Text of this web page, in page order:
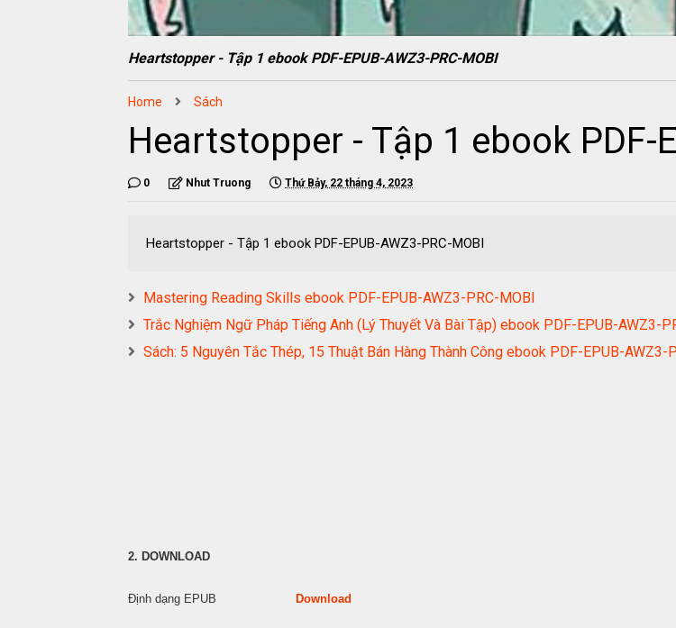
Heartstopper - Tập 1 ebook PDF-EPUB-AWZ3-PRC-MOBI
Home Sách
Heartstopper - Tập 1 ebook PDF-
0 Nhut Truong Thứ Bảy, 22 tháng 4, 2023
Heartstopper - Tập 1 ebook PDF-EPUB-AWZ3-PRC-MOBI
Mastering Reading Skills ebook PDF-EPUB-AWZ3-PRC-MOBI
Trắc Nghiệm Ngữ Pháp Tiếng Anh (Lý Thuyết Và Bài Tập) ebook PDF-EPUB-AWZ3-
Sách: 5 Nguyên Tắc Thép, 15 Thuật Bán Hàng Thành Công ebook PDF-EPUB-AWZ3-
2. DOWNLOAD
Định dạng EPUB Download